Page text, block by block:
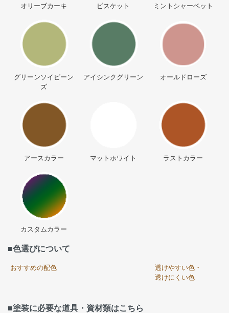
オリーブカーキ ビスケット ミントシャーベット
グリーンソイビーン
ズ
アイシンクグリーン オールドローズ
アースカラー マットホワイト ラストカラー
カスタムカラー
■色選びについて
おすすめの配色
透けやすい色・
透けにくい色
■塗装に必要な道具・資材類はこちら